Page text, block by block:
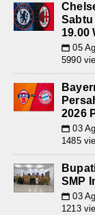
Sabtu
19.00
📅 05
5990
2026
📅 03
1485
SMP
📅 03
1213